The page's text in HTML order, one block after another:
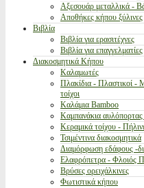
Αξεσουάρ μεταλλικά -
Αποθήκες κήπου ξύλινες
Βιβλία
Βιβλία για ερασιτέχνες
Βιβλία για επαγγελματίες
Διακοσμητικά Κήπου
Καλαμωτές
Πλακίδια - Πλαστικοί -
τοίχοι
Καλάμια Bamboo
Καμπανάκια
Κεραμικά τοίχου -
Τσιμέντινα διακοσμητικά
Διαμόρφωση εδάφους -
Ελαφρόπετρα - Φλοιός
Βρύσες ορειχάλκινες
Φωτιστικά κήπου